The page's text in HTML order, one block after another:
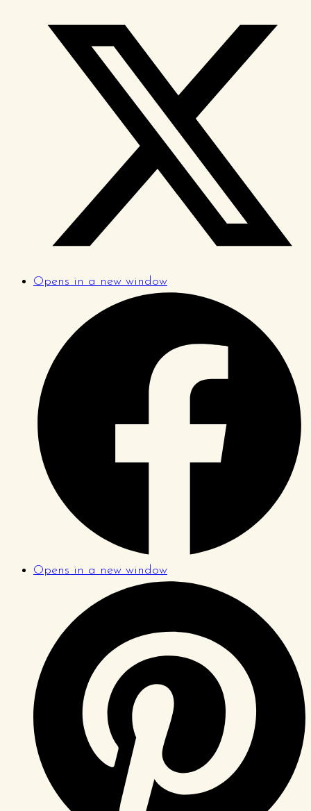
Opens in a new window
Opens in a new window